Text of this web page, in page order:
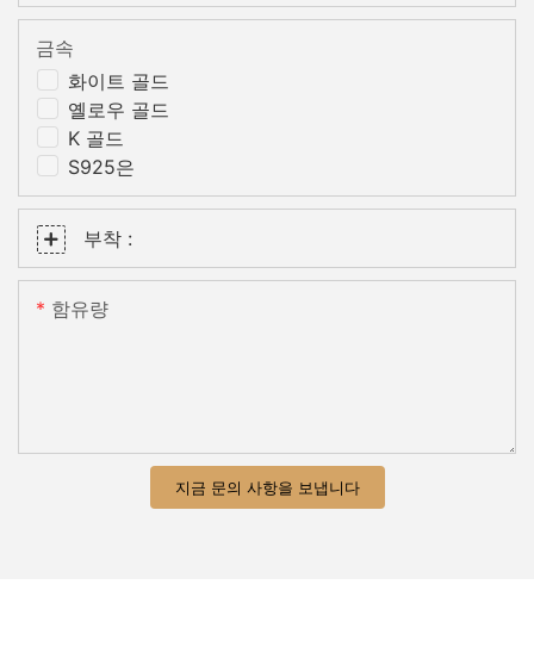
화이트 골드
옐로우 골드
K 골드
S925은
금속
부착 :
함유량
지금 문의 사항을 보냅니다